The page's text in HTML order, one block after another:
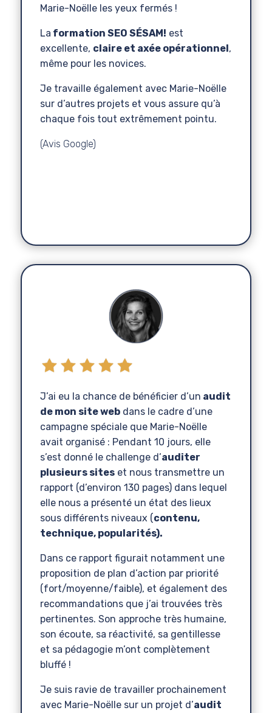
Marie-Noëlle les yeux fermés !
La formation SEO SÉSAM! est
excellente, claire et axée opérationnel ,
même pour les novices.
Je travaille également avec Marie-Noëlle
sur d’autres projets et vous assure qu’à
chaque fois tout extrêmement pointu.
(Avis Google)
J’ai eu la chance de bénéficier d’un audit
de mon site webdans le cadre d’une
campagne spéciale que Marie-Noëlle
avait organisé : Pendant 10 jours, elle
s’est donné le challenge d’auditer
plusieurs siteset nous transmettre un
rapport (d’environ 130 pages) dans lequel
elle nous a présenté un état des lieux
sous différents niveaux (contenu,
technique, popularités).
Dans ce rapport figurait notamment une
proposition de plan d’action par priorité
(fort/moyenne/faible), et également des
recommandations que j’ai trouvées très
pertinentes. Son approche très humaine,
son écoute, sa réactivité, sa gentillesse
et sa pédagogie m’ont complètement
bluffé !
Je suis ravie de travailler prochainement
avec Marie-Noëlle sur un projet d’audit